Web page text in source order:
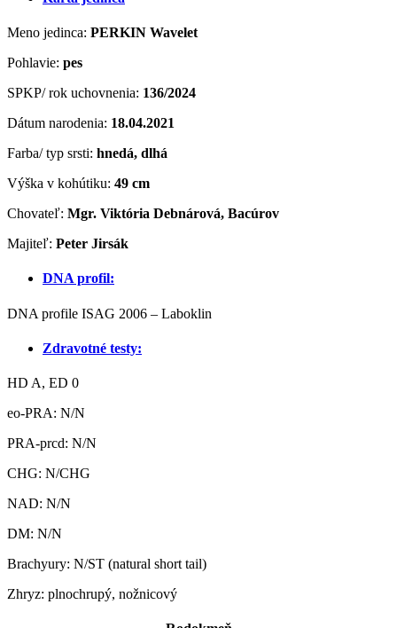
Meno jedinca: PERKIN Wavelet
Pohlavie: pes
SPKP/ rok uchovnenia: 136/2024
Dátum narodenia: 18.04.2021
Farba/ typ srsti: hnedá, dlhá
Výška v kohútiku: 49 cm
Chovateľ: Mgr. Viktória Debnárová, Bacúrov
Majiteľ: Peter Jirsák
DNA profil:
DNA profile ISAG 2006 – Laboklin
Zdravotné testy:
HD A, ED 0
eo-PRA: N/N
PRA-prcd: N/N
CHG: N/CHG
NAD: N/N
DM: N/N
Brachyury: N/ST (natural short tail)
Zhryz: plnochrupý, nožnicový